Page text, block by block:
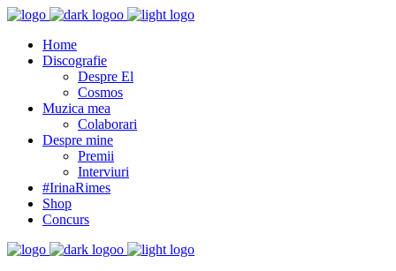
Home
Discografie
Despre El
Cosmos
Muzica mea
Colaborari
Despre mine
Premii
Interviuri
#IrinaRimes
Shop
Concurs